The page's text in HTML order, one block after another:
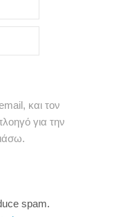
και τον
για την
spam.